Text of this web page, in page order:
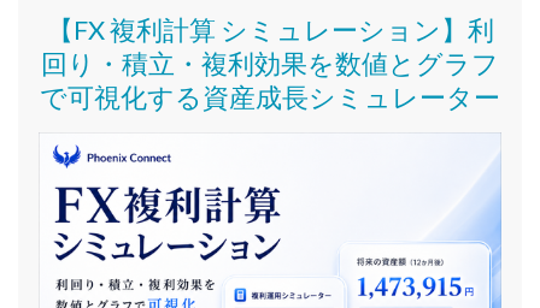
【FX 複利計算 シミュレーション】利
回り・積立・複利効果を数値とグラフ
で可視化する資産成長シミュレーター